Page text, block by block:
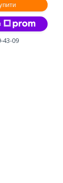
43-09